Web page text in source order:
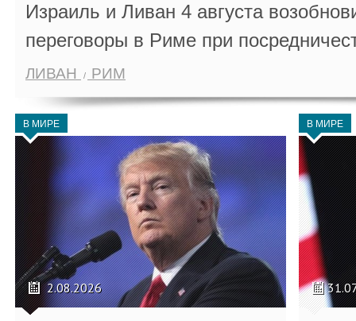
Израиль и Ливан 4 августа
переговоры в Риме при
ЛИВАН РИМ
В МИРЕ
2.08.2026
В МИРЕ